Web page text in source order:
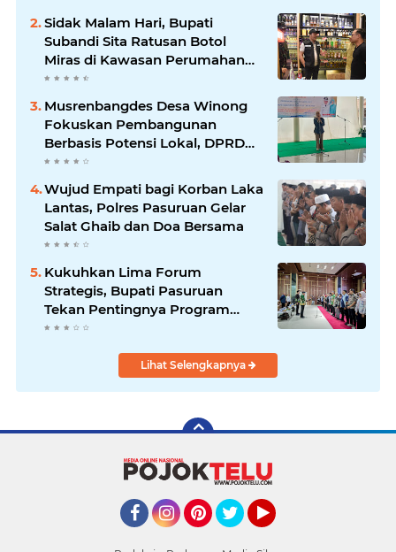
Sidak Malam Hari, Bupati
Subandi Sita Ratusan Botol
Miras di Kawasan Perumahan
Sidoarjo
Musrenbangdes Desa Winong
Fokuskan Pembangunan
Berbasis Potensi Lokal, DPRD
Optimistis Meski Dihantam
Efisiensi Anggaran
Wujud Empati bagi Korban Laka
Lantas, Polres Pasuruan Gelar
Salat Ghaib dan Doa Bersama
Kukuhkan Lima Forum
Strategis, Bupati Pasuruan
Tekan Pentingnya Program
Nyata untuk Rakyat
Lihat Selengkapnya